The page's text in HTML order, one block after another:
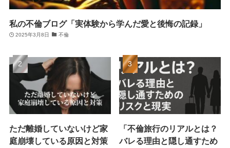
私の不倫ブログ「実体験から学んだ愛と後悔の記録」
2025年3月8日 不倫
ただ離婚していないけど家
庭崩壊している原因と対策
「不倫旅行のリアルとは？
バレる理由と隠し通すため